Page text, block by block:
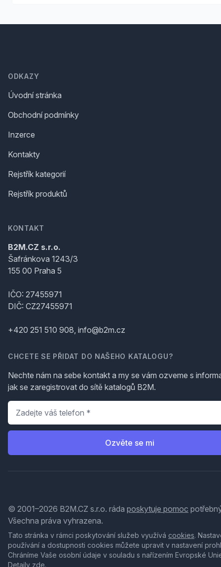
ODKAZY
Úvodní stránka
Obchodní podmínky
Inzerce
Kontakty
Rejstřík kategorií
Rejstřík produktů
KONTAKT
B2M.CZ s.r.o.
Šafránkova 1243/3
155 00 Praha 5
IČO: 27455971
DIČ: CZ27455971
+420 251 510 908, info@b2m.cz
CHCETE SE PŘIDAT DO NAŠEHO KATALOGU?
Nechte nám na sebe kontakt a my se vám ozveme s
jak se zaregistrovat do sítě katalogů B2M.
Telefon
Ozvěte se mi
© 2001–2026 B2M.CZ s.r.o. ráda poskytuje pomoc
Všechna práva vyhrazena.
Tato stránka v rámci poskytování služeb využívá cookies.
používání a dostupnosti cookies můžete upravit v nastavení
Chráníme Vaše osobní údaje v souladu s nařízením Evropské
Detaily zde.